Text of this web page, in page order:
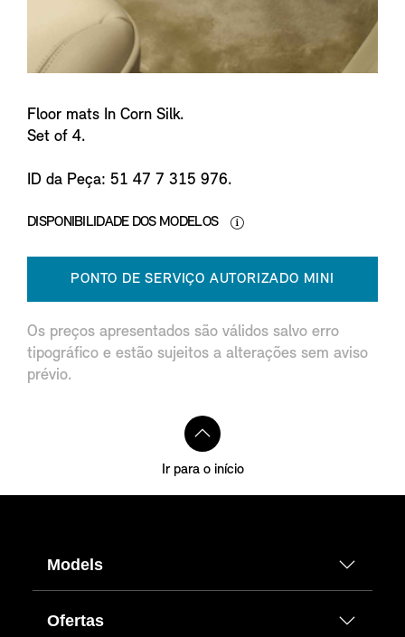
Floor mats In Corn Silk.
Set of 4.
ID da Peça: 51 47 7 315 976.
DISPONIBILIDADE DOS MODELOS
PONTO DE SERVIÇO AUTORIZADO MINI
Os preços apresentados são válidos salvo erro
tipográfico e estão sujeitos a alterações sem aviso
prévio.
Ir para o início
Models
Ofertas